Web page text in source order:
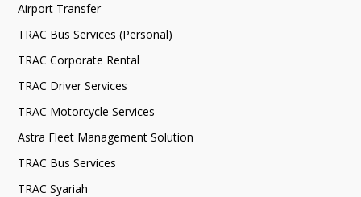
Airport Transfer
TRAC Bus Services (Personal)
TRAC Corporate Rental
TRAC Driver Services
TRAC Motorcycle Services
Astra Fleet Management Solution
TRAC Bus Services
TRAC Syariah